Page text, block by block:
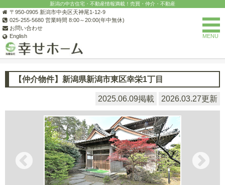
新潟の中古住宅・不動産情報満載！売買・仲介・不動産
〒950-0905 新潟市中央区天神尾1-12-9
025-255-5680 営業時間 8:00～20:00(年中無休)
お問い合わせ
English
MENU
新潟の不動産なら(有)幸せホーム
【仲介物件】新潟県新潟市東区幸栄1丁目
2025.06.09掲載 2026.03.27更新